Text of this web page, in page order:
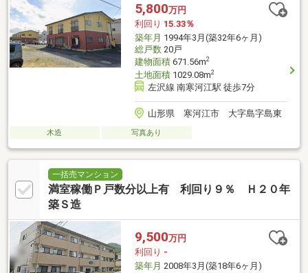
5,800万円
利回り 15.33％
築年月 1994年3月(築32年6ヶ月)
総戸数20戸
建物面積671.56m2
土地面積1029.08m2
左沢線 南寒河江駅 徒歩7分
山形県 寒河江市 大字島字島東
木造 写真あり
一括売マンション
満室稼働Ｐ戸数分以上有 利回り９％ Ｈ２０年
築Ｓ造
9,500万円
利回り -
築年月 2008年3月(築18年6ヶ月)